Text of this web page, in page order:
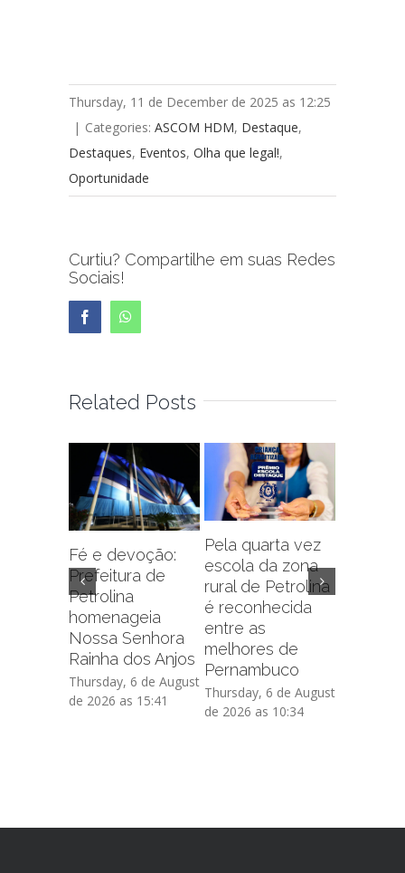
Thursday, 11 de December de 2025 as 12:25
| Categories:ASCOM HDM, Destaque,
Destaques, Eventos,Olha que legal!,
Oportunidade
Curtiu? Compartilhe em suas Redes
Sociais!
Facebook
Related Posts
Fé e devoção:
Prefeitura de
Petrolina
homenageia
Nossa Senhora
Rainha dos Anjos
Thursday, 6 de August
de 2026 as 15:41
Pela quarta vez
escola da zona
rural de Petrolina
é reconhecida
entre as
melhores de
Pernambuco
Thursday, 6 de August
de 2026 as 10:34